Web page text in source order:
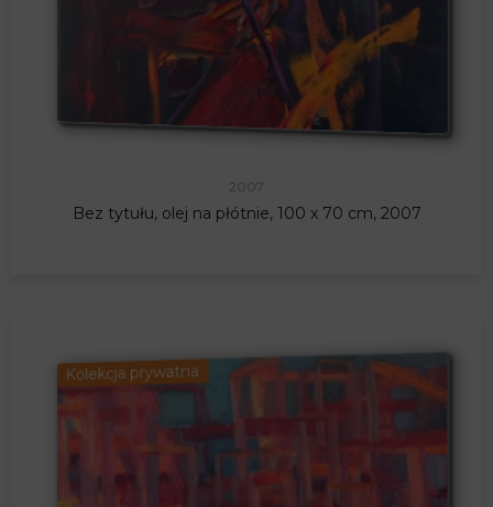
2007
Bez tytułu, olej na płótnie, 100 x 70 cm, 2007
Kolekcja prywatna